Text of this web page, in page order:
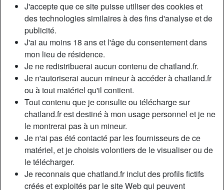
J'accepte que ce site puisse utiliser des cookies et
des technologies similaires à des fins d'analyse et de
publicité.
J'ai au moins 18 ans et l'âge du consentement dans
mon lieu de résidence.
Je ne redistribuerai aucun contenu de chatland.fr.
Je n'autoriserai aucun mineur à accéder à chatland.fr
ou à tout matériel qu'il contient.
Tout contenu que je consulte ou télécharge sur
chatland.fr est destiné à mon usage personnel et je ne
le montrerai pas à un mineur.
Je n'ai pas été contacté par les fournisseurs de ce
matériel, et je choisis volontiers de le visualiser ou de
le télécharger.
Je reconnais que chatland.fr inclut des profils fictifs
créés et exploités par le site Web qui peuvent
Nickname:
Âge:
38
Pays:
France
Département:
Sexe:
Femme
Sexualité:
Relation:
Célibataire
Couleur des cheveux:
Brunette